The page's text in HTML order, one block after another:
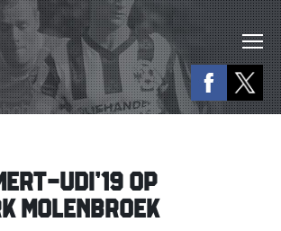
UDI’19 OP
MOLENBROEK